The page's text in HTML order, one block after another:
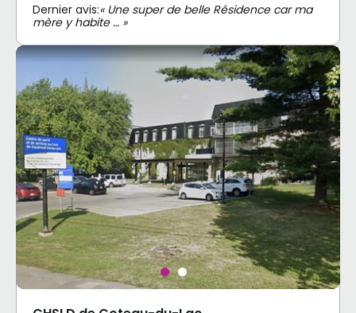
Dernier avis:« Une super de belle Résidence car ma
mère y habite … »